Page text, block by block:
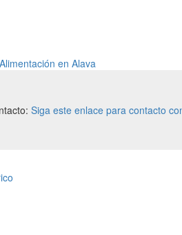
Alimentación en Alava
Siga este enlace para contacto